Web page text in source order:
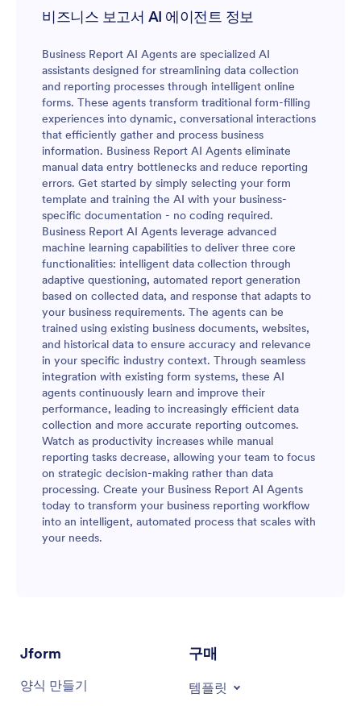
비즈니스 보고서 AI 에이전트 정보
Business Report AI Agents are specialized AI
assistants designed for streamlining data collection
and reporting processes through intelligent online
forms. These agents transform traditional form-filling
experiences into dynamic, conversational interactions
that efficiently gather and process business
information. Business Report AI Agents eliminate
manual data entry bottlenecks and reduce reporting
errors. Get started by simply selecting your form
template and training the AI with your business-
specific documentation - no coding required.
Business Report AI Agents leverage advanced
machine learning capabilities to deliver three core
functionalities: intelligent data collection through
adaptive questioning, automated report generation
based on collected data, and response that adapts to
your business requirements. The agents can be
trained using existing business documents, websites,
and historical data to ensure accuracy and relevance
in your specific industry context. Through seamless
integration with existing form systems, these AI
agents continuously learn and improve their
performance, leading to increasingly efficient data
collection and more accurate reporting outcomes.
Watch as productivity increases while manual
reporting tasks decrease, allowing your team to focus
on strategic decision-making rather than data
processing. Create your Business Report AI Agents
today to transform your business reporting workflow
into an intelligent, automated process that scales with
your needs.
Jform
양식 만들기
구매
템플릿